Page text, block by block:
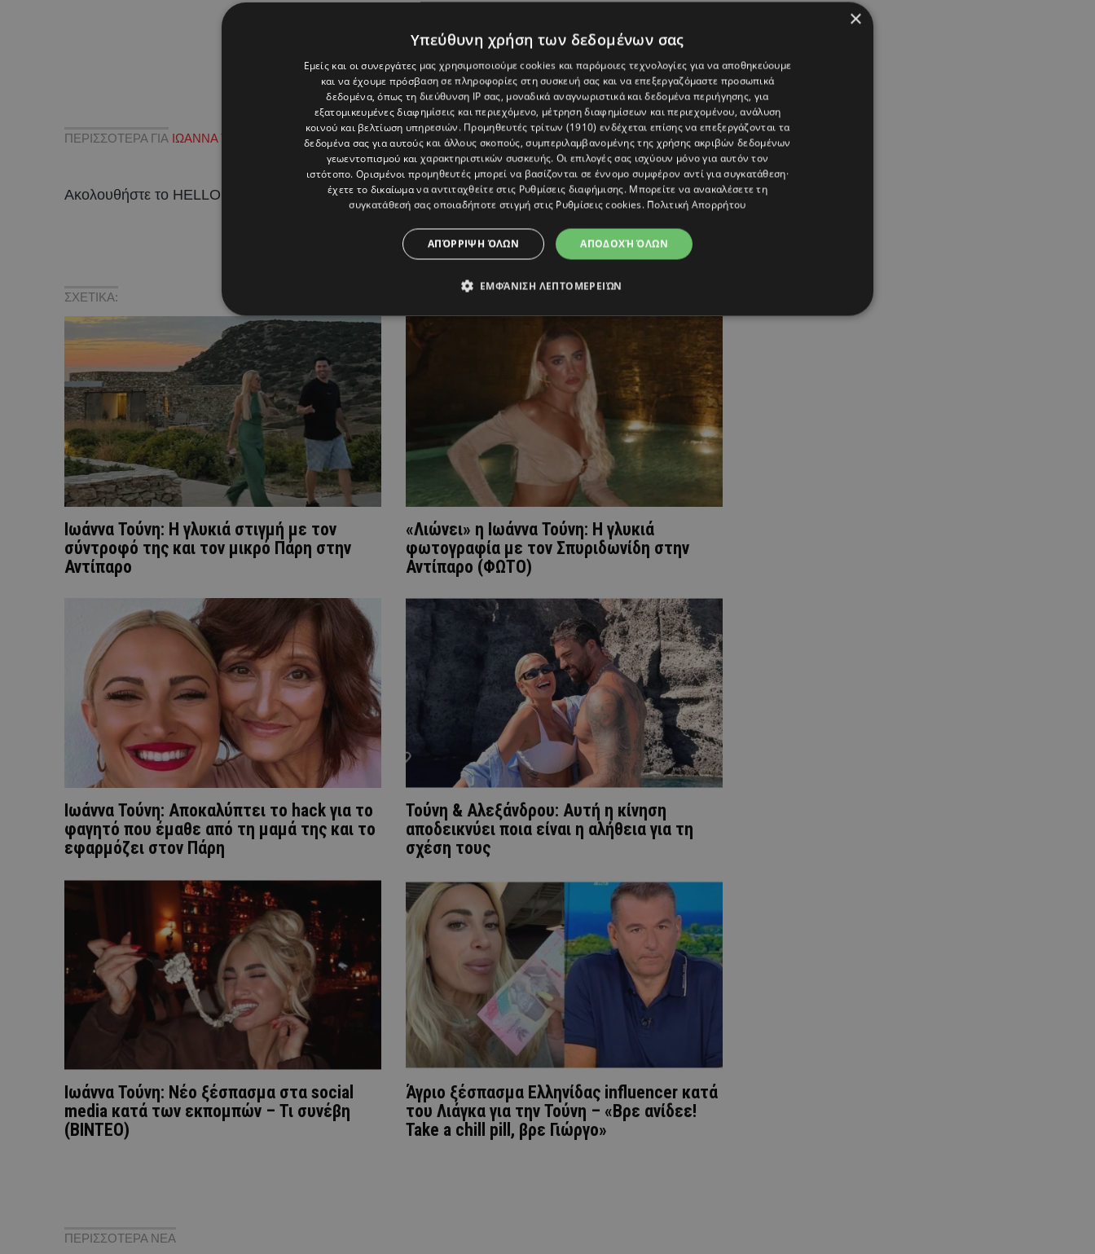
ΠΕΡΙΣΣΟΤΕΡΑ ΓΙΑ ΙΩΑΝΝΑ ΤΟΥΝΗ ΚΕΡΔΗ
Ακολουθήστε το HELLO σε !
ΣΧΕΤΙΚΑ:
Ιωάννα Τούνη: H γλυκιά στιγμή με τον
σύντροφό της και τον μικρό Πάρη στην
Αντίπαρο
«Λιώνει» η Ιωάννα Τούνη: Η γλυκιά
φωτογραφία με τον Σπυριδωνίδη στην
Αντίπαρο (ΦΩΤΟ)
Ιωάννα Τούνη: Αποκαλύπτει το hack για το
φαγητό που έμαθε από τη μαμά της και το
εφαρμόζει στον Πάρη
Τούνη & Αλεξάνδρου: Αυτή η κίνηση
αποδεικνύει ποια είναι η αλήθεια για τη
σχέση τους
Ιωάννα Τούνη: Nέο ξέσπασμα στα social
media κατά των εκπομπών – Τι συνέβη
(ΒΙΝΤΕΟ)
Άγριο ξέσπασμα Ελληνίδας influencer κατά
του Λιάγκα για την Τούνη – «Βρε ανίδεε!
Take a chill pill, βρε Γιώργο»
ΠΕΡΙΣΣΟΤΕΡΑ ΝΕΑ
×
Υπεύθυνη χρήση των δεδομένων σας
Εμείς και οι συνεργάτες μας χρησιμοποιούμε cookies και παρόμοιες τεχνολογίες για να αποθηκεύουμε
και να έχουμε πρόσβαση σε πληροφορίες στη συσκευή σας και να επεξεργαζόμαστε προσωπικά
δεδομένα, όπως τη διεύθυνση IP σας, μοναδικά αναγνωριστικά και δεδομένα περιήγησης, για
εξατομικευμένες διαφημίσεις και περιεχόμενο, μέτρηση διαφημίσεων και περιεχομένου, ανάλυση
κοινού και βελτίωση υπηρεσιών. Προμηθευτές τρίτων (1910) ενδέχεται επίσης να επεξεργάζονται τα
δεδομένα σας για αυτούς και άλλους σκοπούς, συμπεριλαμβανομένης της χρήσης ακριβών δεδομένων
γεωεντοπισμού και χαρακτηριστικών συσκευής. Οι επιλογές σας ισχύουν μόνο για αυτόν τον
ιστότοπο. Ορισμένοι προμηθευτές μπορεί να βασίζονται σε έννομο συμφέρον αντί για συγκατάθεση·
έχετε το δικαίωμα να αντιταχθείτε στις Ρυθμίσεις διαφήμισης. Μπορείτε να ανακαλέσετε τη
συγκατάθεσή σας οποιαδήποτε στιγμή στις Ρυθμίσεις cookies. Πολιτική Απορρήτου
ΑΠΟΔΟΧΉ ΌΛΩΝ
ΑΠΌΡΡΙΨΗ ΌΛΩΝ
ΕΜΦΆΝΙΣΗ ΛΕΠΤΟΜΕΡΕΙΏΝ